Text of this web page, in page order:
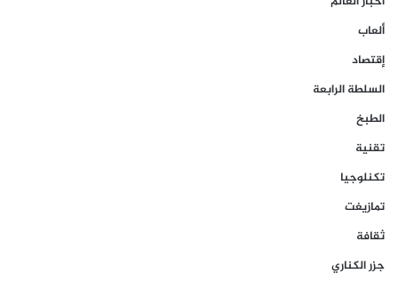
ألعاب
إقتصاد
السلطة الرابعة
الطبخ
تقنية
تكنلوجيا
تمازيغت
ثقافة
جزر الكناري